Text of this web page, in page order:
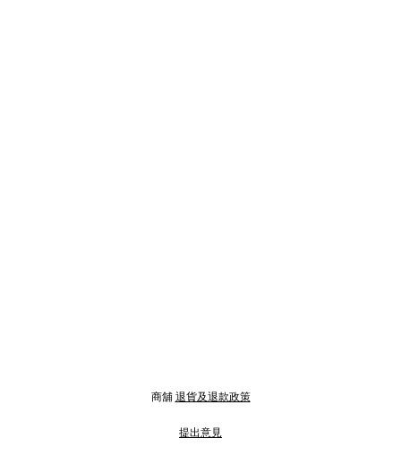
商舖 退貨及退款政策
提出意見